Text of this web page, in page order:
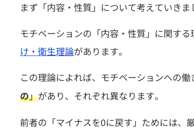
まず「内容・性質」について考えていきま
モチベーションの「内容・性質」に関す
け・衛生理論があります。
この理論によれば、モチベーションへの働
の」があり、それぞれ異なります。
前者の「マイナスを0に戻す」ためには、